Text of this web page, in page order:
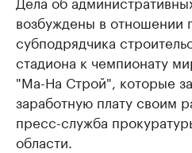
возбуждены в отношении
субподрядчика
стадиона к чемпионату
"Ма-На Строй", которые
заработную плату своим
пресс-служба
области.